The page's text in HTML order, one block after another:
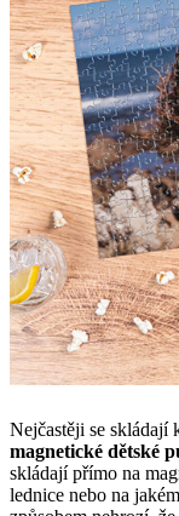
Nejčastěji se skládají
magnetické dětské
skládají přímo na
lednice nebo na